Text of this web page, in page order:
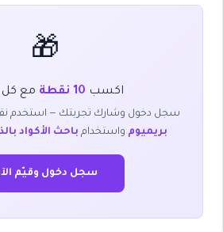
🎁
اكسب 10 نقطة مع كل
سجل دخول وشارك تجربتك — استخدم
بريميوم واستخدام باحث الأكواد
سجل دخول وقيّم